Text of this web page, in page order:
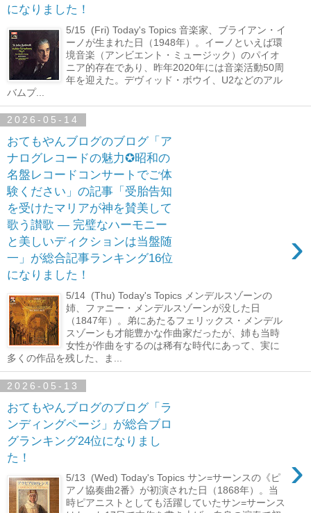
になりました！
5/15 (Fri) Today's Topics 音楽家、ブライアン・イ
ーノが生まれた日（1948年）。イーノといえば環
境音楽（アンビエント・ミュージック）のパイオ
ニア的存在であり、昨年2020年には音楽活動50周
年を迎えた。デヴィッド・ボウイ、U2などのアル
バムプ...
2026-05-14
おてもやんブログのブログ「ア
ナログレコードの魅力✪昭和の
名盤レコードコンサートでご体
験ください」の記事「受胎告知
を受けたマリアが神を賛美して
歌う讃歌 ― 完璧なハーモニー
と美しいディクションは当盤随
一」が総合記事ランキング16位
になりました！
›
5/14 (Thu) Today's Topics メンデルスゾーンの
姉、ファニー・メンデルスゾーンが没した日
（1847年）。弟にあたるフェリックス・メンデル
スゾーンも才能豊かな作曲家だったが、姉も当時
女性が作曲をするのは稀有な時代にあって、実に
多くの作品を残した、ま...
2026-05-13
おてもやんブログのブログ「ラ
ンディングページ」が総合ブロ
グランキング24位になりまし
た！
›
5/13 (Wed) Today's Topics サン=サーンスの《ピ
アノ協奏曲2番》が初演された日（1868年）。当
時ピアニストとしても活躍していたサン=サーンス